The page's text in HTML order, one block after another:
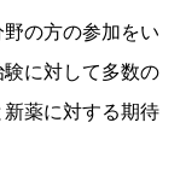
の方の参加をい
に対して多数の
薬に対する期待